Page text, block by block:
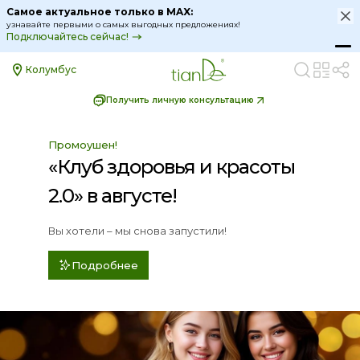
Самое актуальное только в MAX:
узнавайте первыми о самых выгодных предложениях!
Подключайтесь сейчас!
Колумбус
Получить личную консультацию
Только сейчас!
Скидки дня до -15%
На средства для спокойствия и здоровой
За покупками
Промоушен!
«Клуб здоровья и красоты
2.0» в августе!
Вы хотели – мы снова запустили!
Подробнее